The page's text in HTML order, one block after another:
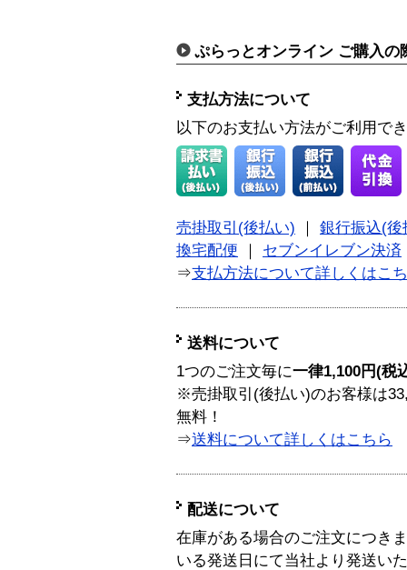
ぷらっとオンライン ご購入の
支払方法について
以下のお支払い方法がご利用で
売掛取引(後払い) ｜ 銀行振込(後
換宅配便 ｜ セブンイレブン決済
⇒支払方法について詳しくはこ
送料について
1つのご注文毎に一律1,100円(税
※売掛取引(後払い)のお客様は
無料！
⇒送料について詳しくはこちら
配送について
在庫がある場合のご注文につき
いる発送日にて当社より発送い